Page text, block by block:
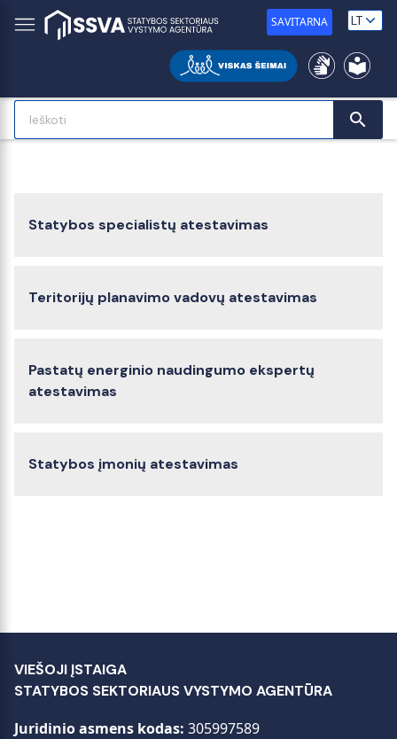
SAVITARNA
search
Atestavimas
Statybos specialistų atestavimas
Teritorijų planavimo vadovų atestavimas
Pastatų energinio naudingumo ekspertų
atestavimas
Statybos įmonių atestavimas
VIEŠOJI ĮSTAIGA
STATYBOS SEKTORIAUS VYSTYMO AGENTŪRA
Juridinio asmens kodas: 305997589